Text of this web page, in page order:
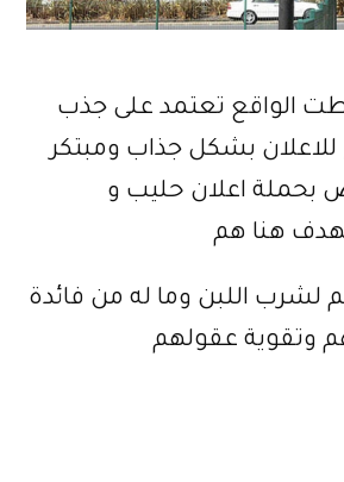
الواقع تعتمد على جذب
للاعلان بشكل جذاب ومبتكر
بحملة اعلان حليب و
هنا هم
لشرب اللبن وما له من فائدة
وتقوية عقولهم